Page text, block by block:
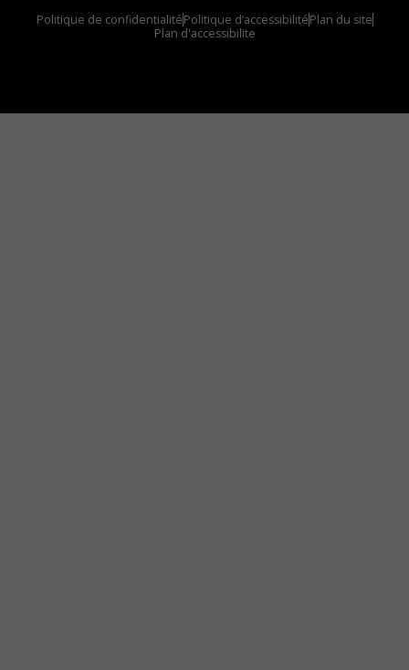
Politique de confidentialitéPolitique d’accessibilitéPlan du site
Plan d'accessibilite